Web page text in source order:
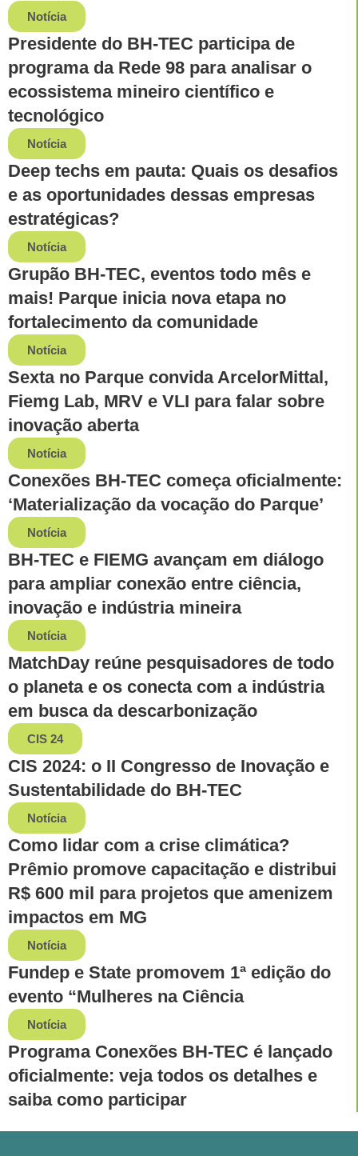
Notícia
Presidente do BH-TEC participa de
programa da Rede 98 para analisar o
ecossistema mineiro científico e
tecnológico
Notícia
Deep techs em pauta: Quais os desafios
e as oportunidades dessas empresas
estratégicas?
Notícia
Grupão BH-TEC, eventos todo mês e
mais! Parque inicia nova etapa no
fortalecimento da comunidade
Notícia
Sexta no Parque convida ArcelorMittal,
Fiemg Lab, MRV e VLI para falar sobre
inovação aberta
Notícia
Conexões BH-TEC começa oficialmente:
‘Materialização da vocação do Parque’
Notícia
BH-TEC e FIEMG avançam em diálogo
para ampliar conexão entre ciência,
inovação e indústria mineira
Notícia
MatchDay reúne pesquisadores de todo
o planeta e os conecta com a indústria
em busca da descarbonização
CIS 24
CIS 2024: o II Congresso de Inovação e
Sustentabilidade do BH-TEC
Notícia
Como lidar com a crise climática?
Prêmio promove capacitação e distribui
R$ 600 mil para projetos que amenizem
impactos em MG
Notícia
Fundep e State promovem 1ª edição do
evento “Mulheres na Ciência
Notícia
Programa Conexões BH-TEC é lançado
oficialmente: veja todos os detalhes e
saiba como participar